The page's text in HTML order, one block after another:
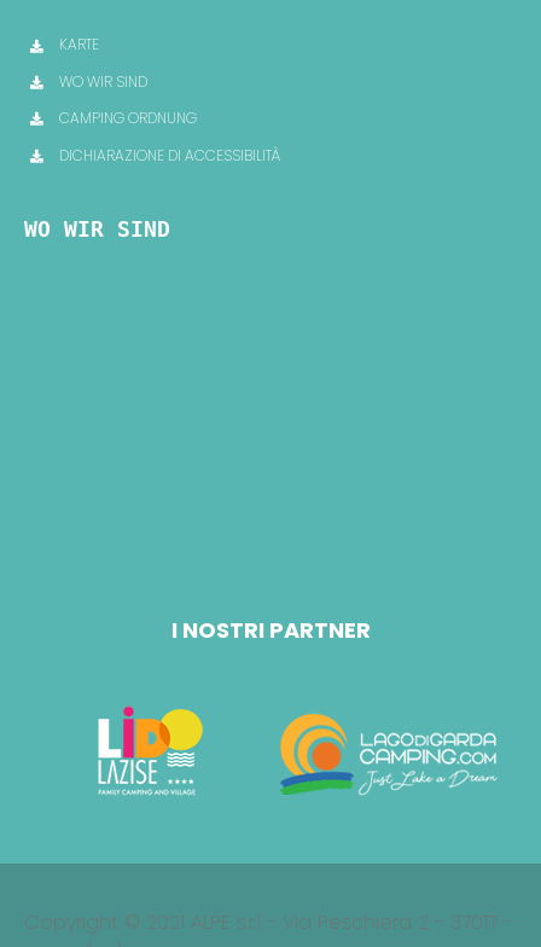
KARTE
WO WIR SIND
CAMPING ORDNUNG
DICHIARAZIONE DI ACCESSIBILITÀ
WO WIR SIND
I NOSTRI PARTNER
Copyright © 2021 ALPE s.r.l - Via Peschiera 2 - 37017 -